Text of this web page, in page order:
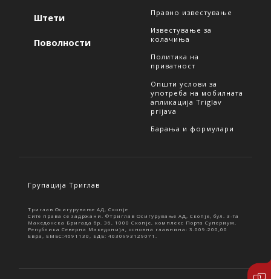
Штети
Поволности
Правно известување
Известување за
колачиња
Политика на
приватност
Општи услови за
употреба на мобилната
апликација Triglav
prijava
Барања и формулари
Групација Триглав
Триглав Осигурување АД, Скопје
Сите права се задржани. ©Триглав Осигурување АД, Скопје, бул. 3-та
Македонска Бригада бр. 36, 1000 Скопје, комплекс Порта Супериум,
Република Северна Македонија, основна главнина: 3.009.200,00
Евра, ЕМБС:4691130, ЕДБ: 4030993129071.